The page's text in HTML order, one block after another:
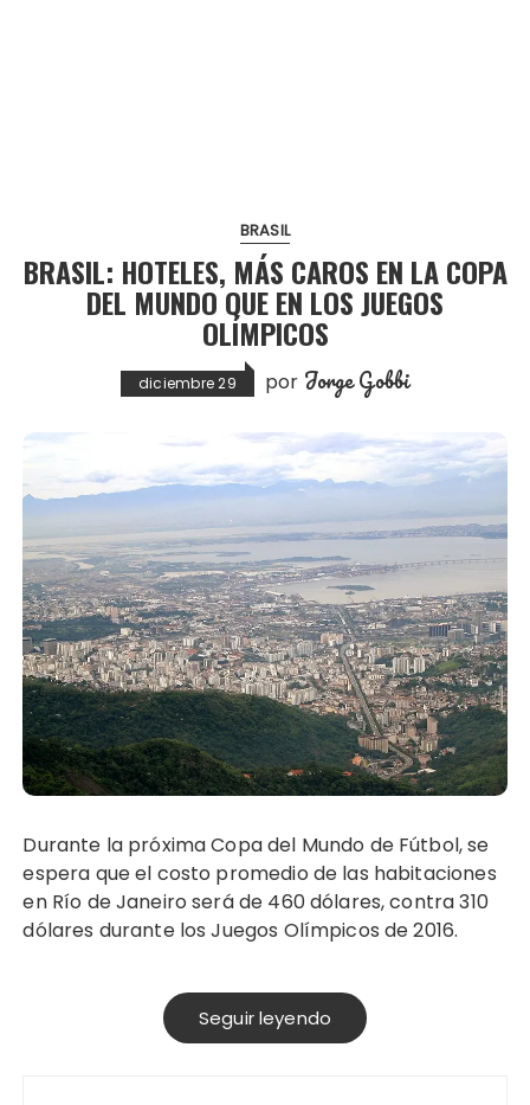
BRASIL
BRASIL: HOTELES, MÁS CAROS EN LA COPA
DEL MUNDO QUE EN LOS JUEGOS
OLÍMPICOS
diciembre 29 por Jorge Gobbi
Durante la próxima Copa del Mundo de Fútbol, se
espera que el costo promedio de las habitaciones
en Río de Janeiro será de 460 dólares, contra 310
dólares durante los Juegos Olímpicos de 2016.
Seguir leyendo